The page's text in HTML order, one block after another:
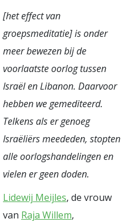
[het effect van
groepsmeditatie] is onder
meer bewezen bij de
voorlaatste oorlog tussen
Israël en Libanon. Daarvoor
hebben we gemediteerd.
Telkens als er genoeg
Israëliërs meededen, stopten
alle oorlogshandelingen en
vielen er geen doden.
Lidewij Meijles, de vrouw
van Raja Willem,